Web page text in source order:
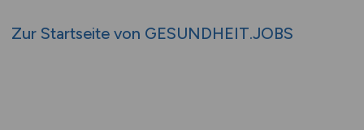
Zur Startseite von GESUNDHEIT.JOBS